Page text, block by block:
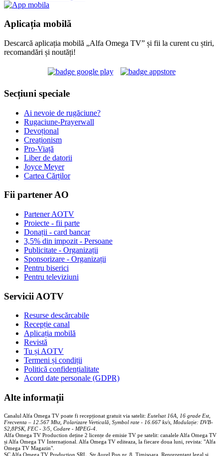
Aplicația mobilă
Descarcă aplicația mobilă „Alfa Omega TV” și fii la curent cu știri,
recomandări și noutăți!
Secțiuni speciale
Ai nevoie de rugăciune?
Rugaciune-Prayerwall
Devoțional
Creaționism
Pro-Viață
Liber de datorii
Joyce Meyer
Cartea Cărților
Fii partener AO
Partener AOTV
Proiecte - fii parte
Donații - card bancar
3,5% din impozit - Persoane
Publicitate - Organizații
Sponsorizare - Organizații
Pentru biserici
Pentru televiziuni
Servicii AOTV
Resurse descărcabile
Recepție canal
Aplicația mobilă
Revistă
Tu și AOTV
Termeni și condiții
Politică confidențialitate
Acord date personale (GDPR)
Alte informații
Canalul Alfa Omega TV poate fi recepționat gratuit via satelit: Eutelsat 16A, 16 grade Est,
Frecventa – 12.567 Mhz, Polarizare Verticală, Symbol rate - 16.667 ks/s, Modulație: DVB-
S2,8PSK, FEC - 3/5, Codare - MPEG-4
Alfa Omega TV Production deține 2 licențe de emisie TV pe satelit: canalele Alfa Omega TV
și Alfa Omega TV Internațional. Alfa Omega TV editeaza, la fiecare doua luni, revista: "Alfa
Omega TV Magazin".
SC Alfa Omega TV Production SRL, Str Aurel Pop nr. 8, Timisoara. Reprezentant legal și